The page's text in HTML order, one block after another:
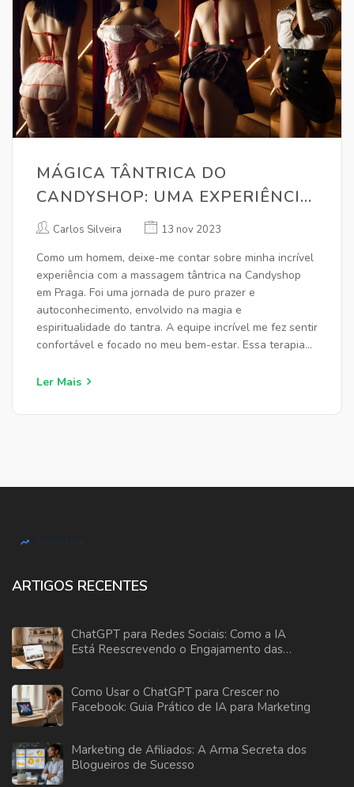
MÁGICA TÂNTRICA DO
CANDYSHOP: UMA EXPERIÊNCIA
DE TERAPIA DE MASSAGEM EM
Carlos Silveira 13 nov 2023
Como um homem, deixe-me contar sobre minha incrível
experiência com a massagem tântrica na Candyshop
em Praga. Foi uma jornada de puro prazer e
autoconhecimento, envolvido na magia e
espiritualidade do tantra. A equipe incrível me fez sentir
confortável e focado no meu bem-estar. Essa terapia
Vale a pena visitar se você estiver em Praga.
Ler Mais
ARTIGOS RECENTES
ChatGPT para Redes Sociais: Como a IA
Está Reescrevendo o Engajamento das
Como Usar o ChatGPT para Crescer no
Facebook: Guia Prático de IA para Marketing
Marketing de Afiliados: A Arma Secreta dos
Blogueiros de Sucesso